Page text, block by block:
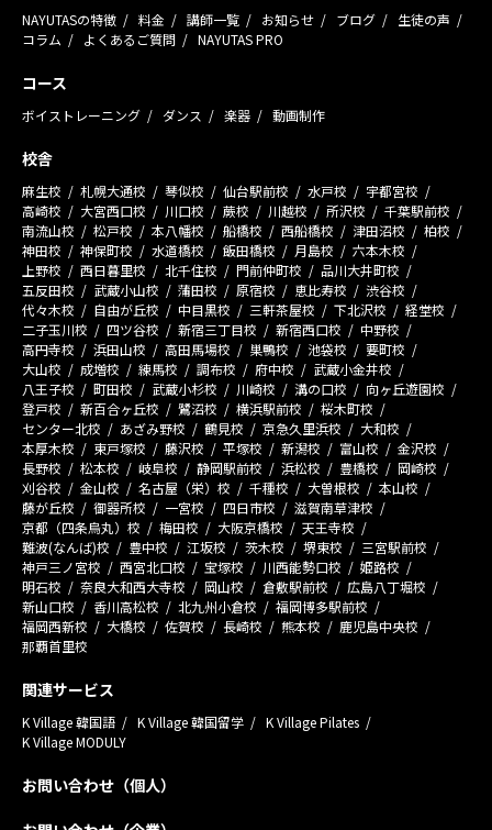
NAYUTASの特徴 料金 講師一覧 お知らせ ブログ
生徒の声
コラム
よくあるご質問 NAYUTAS PRO
コース
ボイストレーニング ダンス 楽器 動画制作
校舎
麻生校 札幌大通校 琴似校 仙台駅前校 水戸校
宇都宮校
高崎校
大宮西口校 川口校 蕨校 川越校 所沢校
千葉駅前校
南流山校
松戸校 本八幡校 船橋校 西船橋校 津田沼校
柏校
神田校
神保町校 水道橋校 飯田橋校 月島校
六本木校
上野校
西日暮里校 北千住校 門前仲町校
品川大井町校
五反田校
武蔵小山校 蒲田校 原宿校 恵比寿校
渋谷校
代々木校
自由が丘校 中目黒校 三軒茶屋校 下北沢校
経堂校
二子玉川校
四ツ谷校 新宿三丁目校 新宿西口校
中野校
高円寺校
浜田山校 高田馬場校 巣鴨校 池袋校
要町校
大山校
成増校 練馬校 調布校 府中校
武蔵小金井校
八王子校
町田校 武蔵小杉校 川崎校 溝の口校
向ヶ丘遊園校
登戸校
新百合ヶ丘校 鷺沼校 横浜駅前校
桜木町校
センター北校
あざみ野校 鶴見校 京急久里浜校
大和校
本厚木校
東戸塚校 藤沢校 平塚校 新潟校 富山校
金沢校
長野校
松本校 岐阜校 静岡駅前校 浜松校 豊橋校
岡崎校
刈谷校
金山校 名古屋（栄）校 千種校 大曽根校
本山校
藤が丘校
御器所校 一宮校 四日市校
滋賀南草津校
京都（四条烏丸）校
梅田校 大阪京橋校
天王寺校
難波(なんば)校
豊中校 江坂校 茨木校 堺東校
三宮駅前校
神戸三ノ宮校
西宮北口校 宝塚校 川西能勢口校
姫路校
明石校
奈良大和西大寺校 岡山校 倉敷駅前校
広島八丁堀校
新山口校
香川高松校 北九州小倉校
福岡博多駅前校
福岡西新校
大橋校 佐賀校 長崎校 熊本校
鹿児島中央校
那覇首里校
関連サービス
K Village 韓国語 K Village 韓国留学
K Village Pilates
K Village MODULY
お問い合わせ（個人）